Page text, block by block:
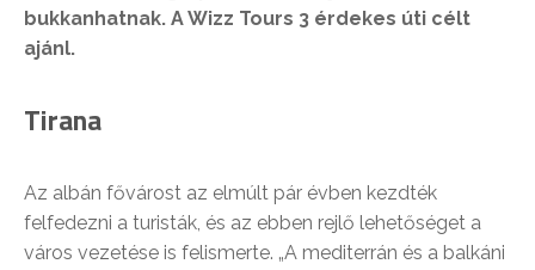
bukkanhatnak. A Wizz Tours 3 érdekes úti célt
ajánl.
Tirana
Az albán fővárost az elmúlt pár évben kezdték
felfedezni a turisták, és az ebben rejlő lehetőséget a
város vezetése is felismerte. „A mediterrán és a balkáni